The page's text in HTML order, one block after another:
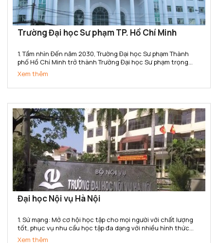
Trường Đại học Sư phạm TP. Hồ Chí Minh
1. Tầm nhìn Đến năm 2030, Trường Đại học Sư phạm Thành
phố Hồ Chí Minh trở thành Trường Đại học Sư phạm trọng
điểm Quốc gia, có uy tín cao trong toàn quốc, ngang tầm với
các cơ sở đào tạo trong khu vực Đông Nam Á; là cơ...
Xem thêm
Đại học Nội vụ Hà Nội
1. Sứ mạng: Mở cơ hội học tập cho mọi người với chất lượng
tốt, phục vụ nhu cầu học tập đa dạng với nhiều hình thức
đào tạo, đa ngành, đa cấp độ, đáp ứng yêu cầu nguồn nhân
Xem thêm